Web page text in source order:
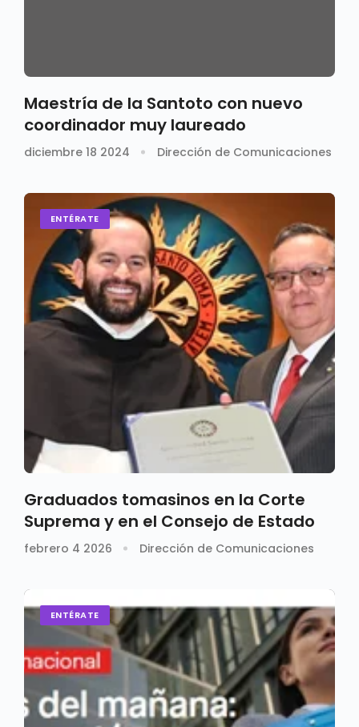
Maestría de la Santoto con nuevo
coordinador muy laureado
diciembre 18 2024 Dirección de Comunicaciones
ENTÉRATE
Graduados tomasinos en la Corte
Suprema y en el Consejo de Estado
febrero 4 2026 Dirección de Comunicaciones
ENTÉRATE